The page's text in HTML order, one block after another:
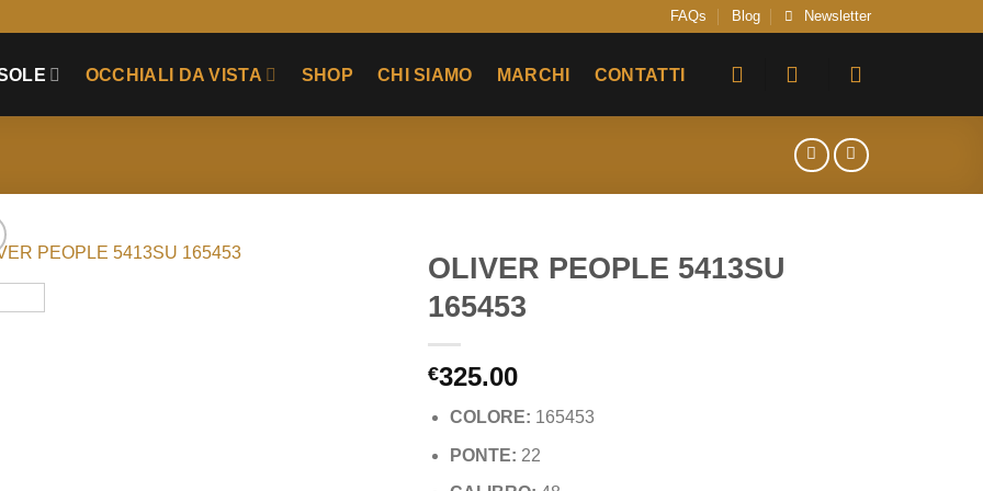
FAQs Blog Newsletter
OCCHIALI DA VISTA SHOP CHI SIAMO MARCHI CONTATTI
OLIVER PEOPLE 5413SU
165453
€325.00
COLORE: 165453
PONTE: 22